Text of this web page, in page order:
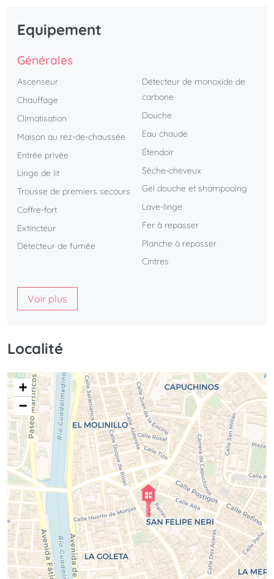
Equipement
Générales
Ascenseur
Chauffage
Climatisation
Maison au rez-de-chaussée
Entrée privée
Linge de lit
Trousse de premiers secours
Coffre-fort
Extincteur
Détecteur de fumée
Détecteur de monoxide de
carbone
Douche
Eau chaude
Étendoir
Sèche-cheveux
Gel douche et shampooing
Lave-linge
Fer à repasser
Planche à repasser
Cintres
Voir plus
Localité
+
−